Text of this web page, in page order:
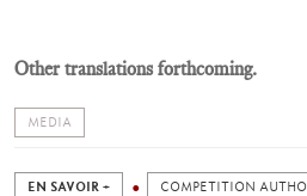
Other translations forthcoming.
MEDIA
EN SAVOIR + COMPETITION